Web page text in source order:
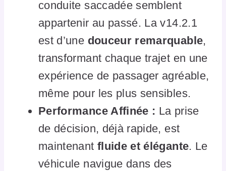
conduite saccadée semblent
appartenir au passé. La v14.2.1
est d’une douceur remarquable,
transformant chaque trajet en une
expérience de passager agréable,
même pour les plus sensibles.
Performance Affinée : La prise
de décision, déjà rapide, est
maintenant fluide et élégante. Le
véhicule navigue dans des